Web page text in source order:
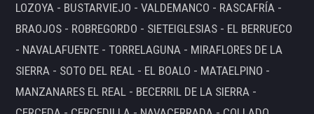
LOZOYA - BUSTARVIEJO - VALDEMANCO - RASCAFRÍA -
BRAOJOS - ROBREGORDO - SIETEIGLESIAS - EL BERRUECO
- NAVALAFUENTE - TORRELAGUNA - MIRAFLORES DE LA
SIERRA - SOTO DEL REAL - EL BOALO - MATAELPINO -
MANZANARES EL REAL - BECERRIL DE LA SIERRA -